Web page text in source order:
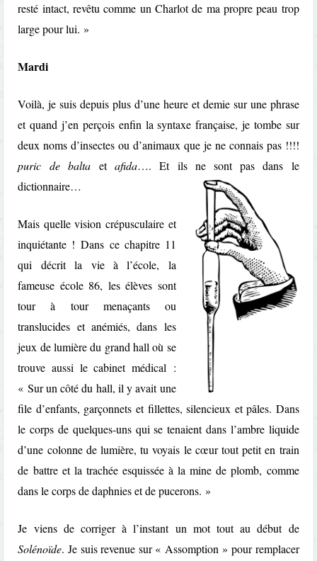
resté intact, revêtu comme un Charlot de ma propre peau trop
large pour lui. »
Mardi
Voilà, je suis depuis plus d’une heure et demie sur une phrase
et quand j’en perçois enfin la syntaxe française, je tombe sur
deux noms d’insectes ou d’animaux que je ne connais pas !!!!
puric de baltaetafida…. Et ils ne sont pas dans le
dictionnaire…
Mais quelle vision crépusculaire et
inquiétante ! Dans ce chapitre 11
qui décrit la vie à l’école, la
fameuse école 86, les élèves sont
tour à tour menaçants ou
translucides et anémiés, dans les
jeux de lumière du grand hall où se
trouve aussi le cabinet médical :
« Sur un côté du hall, il y avait une
file d’enfants, garçonnets et fillettes, silencieux et pâles. Dans
le corps de quelques-uns qui se tenaient dans l’ambre liquide
d’une colonne de lumière, tu voyais le cœur tout petit en train
de battre et la trachée esquissée à la mine de plomb, comme
dans le corps de daphnies et de pucerons. »
Je viens de corriger à l’instant un mot tout au début de
Solénoïde. Je suis revenue sur « Assomption » pour remplacer